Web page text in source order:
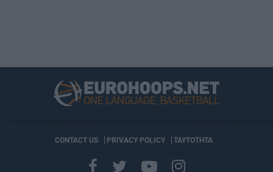
CONTACT US PRIVACY POLICY ΤΑΥΤΟΤΗΤΑ